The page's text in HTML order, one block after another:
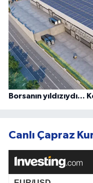
Borsanın
Canlı Çapraz